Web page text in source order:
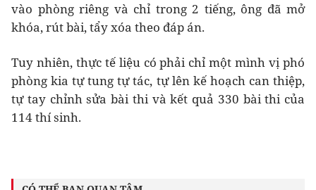
vào phòng riêng và chỉ trong 2 tiếng, ông đã mở
khóa, rút bài, tẩy xóa theo đáp án.
Tuy nhiên, thực tế liệu có phải chỉ một mình vị phó
phòng kia tự tung tự tác, tự lên kế hoạch can thiệp,
tự tay chỉnh sửa bài thi và kết quả 330 bài thi của
114 thí sinh.